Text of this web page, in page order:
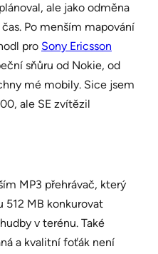
ale jako odměna
Po menším mapování
pro Sony Ericsson
sňůru od Nokie, od
mé mobily. Sice jsem
ale SE zvítězil
MP3 přehrávač, který
512 MB konkurovat
v terénu. Také
a kvalitní foťák není